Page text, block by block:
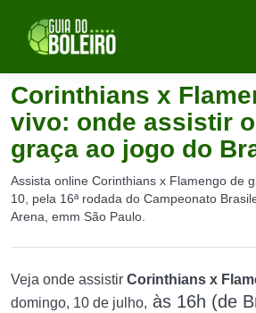
Corinthians x
vivo: onde assistir
graça ao jogo do
Assista online Corinthians x Flamengo de
10, pela 16ª rodada do Campeonato
Arena, emm São Paulo.
Veja onde assistir Corinthians x
domingo, 10 de julho, às 16h (de